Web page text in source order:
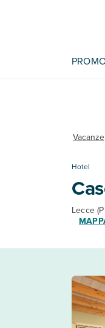
Vacanze
Hotel
Lecce